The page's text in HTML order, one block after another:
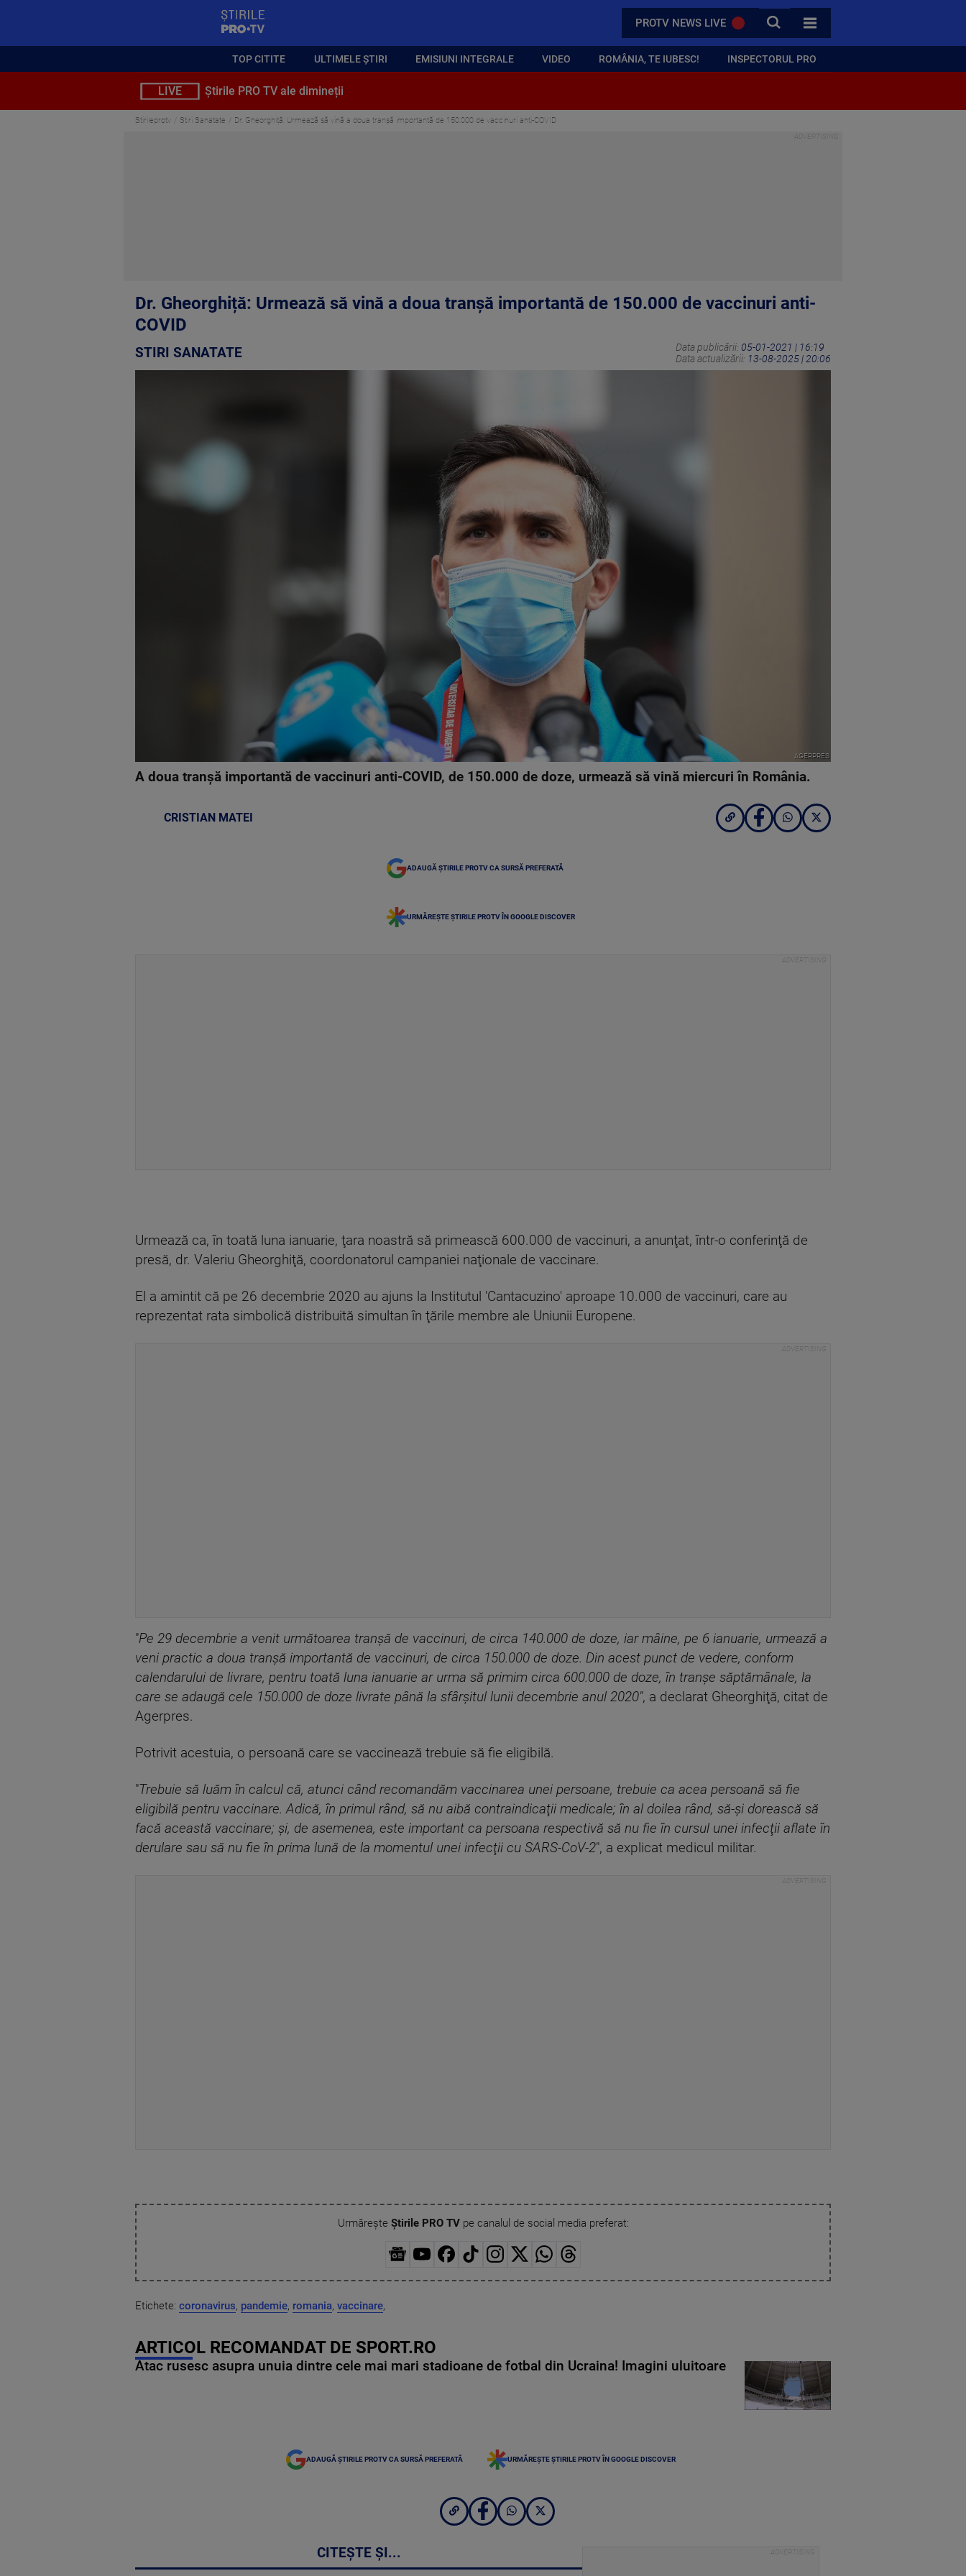
PROTV NEWS LIVE CAUTA
TOATE CATEGORIILE
TOP CITITE ULTIMELE ȘTIRI EMISIUNI INTEGRALE VIDEO ROMÂNIA, TE IUBESC! INSPECTORUL PRO
LIVE Știrile PRO TV ale dimineții
Stirileprotv Stiri Sanatate Dr. Gheorghiță: Urmează să vină a doua tranşă importantă de 150.000 de vaccinuri anti-COVID
Dr. Gheorghiță: Urmează să vină a doua tranşă importantă de 150.000 de vaccinuri anti-
COVID
STIRI SANATATE Data publicării: 05-01-2021 | 16:19
Data actualizării: 13-08-2025 | 20:06
AGERPRES
A doua tranşă importantă de vaccinuri anti-COVID, de 150.000 de doze, urmează să vină miercuri în România.
CRISTIAN MATEI
ADAUGĂ ȘTIRILE PROTV CA SURSĂ PREFERATĂ
URMĂREȘTE ȘTIRILE PROTV ÎN GOOGLE DISCOVER
Urmează ca, în toată luna ianuarie, ţara noastră să primească 600.000 de vaccinuri, a anunţat, într-o conferinţă de
presă, dr. Valeriu Gheorghiţă, coordonatorul campaniei naţionale de vaccinare.
El a amintit că pe 26 decembrie 2020 au ajuns la Institutul 'Cantacuzino' aproape 10.000 de vaccinuri, care au
reprezentat rata simbolică distribuită simultan în ţările membre ale Uniunii Europene.
"Pe 29 decembrie a venit următoarea tranşă de vaccinuri, de circa 140.000 de doze, iar mâine, pe 6 ianuarie, urmează a
veni practic a doua tranşă importantă de vaccinuri, de circa 150.000 de doze. Din acest punct de vedere, conform
calendarului de livrare, pentru toată luna ianuarie ar urma să primim circa 600.000 de doze, în tranşe săptămânale, la
care se adaugă cele 150.000 de doze livrate până la sfârşitul lunii decembrie anul 2020", a declarat Gheorghiţă, citat de
Agerpres.
Potrivit acestuia, o persoană care se vaccinează trebuie să fie eligibilă.
"Trebuie să luăm în calcul că, atunci când recomandăm vaccinarea unei persoane, trebuie ca acea persoană să fie
eligibilă pentru vaccinare. Adică, în primul rând, să nu aibă contraindicaţii medicale; în al doilea rând, să-şi dorească să
facă această vaccinare; şi, de asemenea, este important ca persoana respectivă să nu fie în cursul unei infecţii aflate în
derulare sau să nu fie în prima lună de la momentul unei infecţii cu SARS-CoV-2", a explicat medicul militar.
Urmărește Știrile PRO TVpe canalul de social media preferat:
Etichete: coronavirus, pandemie, romania, vaccinare,
ARTICOL RECOMANDAT DE SPORT.RO
Atac rusesc asupra unuia dintre cele mai mari stadioane de fotbal din Ucraina! Imagini uluitoare
ADAUGĂ ȘTIRILE PROTV CA SURSĂ PREFERATĂ URMĂREȘTE ȘTIRILE PROTV ÎN GOOGLE DISCOVER
CITEȘTE ȘI...